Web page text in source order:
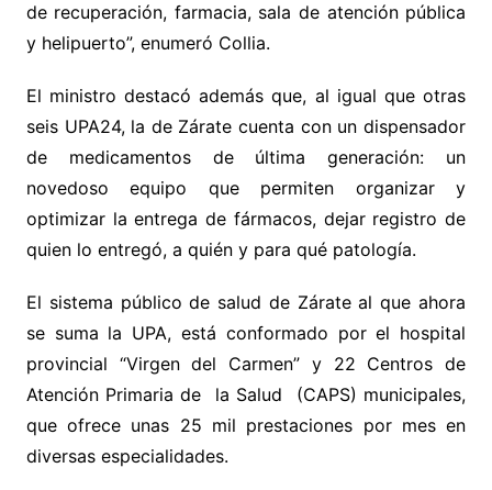
de recuperación, farmacia, sala de atención pública
y helipuerto”, enumeró Collia.
El ministro destacó además que, al igual que otras
seis UPA24, la de Zárate cuenta con un dispensador
de medicamentos de última generación: un
novedoso equipo que permiten organizar y
optimizar la entrega de fármacos, dejar registro de
quien lo entregó, a quién y para qué patología.
El sistema público de salud de Zárate al que ahora
se suma la UPA, está conformado por el hospital
provincial “Virgen del Carmen” y 22 Centros de
Atención Primaria de la Salud (CAPS) municipales,
que ofrece unas 25 mil prestaciones por mes en
diversas especialidades.